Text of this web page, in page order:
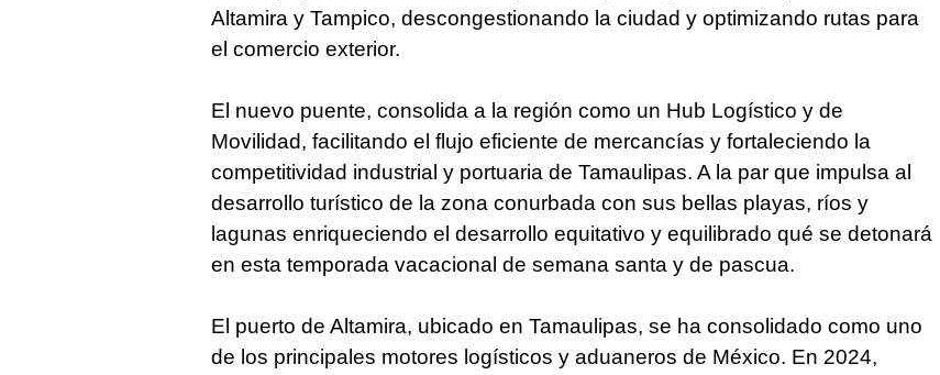
Altamira y Tampico, descongestionando la ciudad y optimizando rutas para
el comercio exterior.
El nuevo puente, consolida a la región como un Hub Logístico y de
Movilidad, facilitando el flujo eficiente de mercancías y fortaleciendo la
competitividad industrial y portuaria de Tamaulipas. A la par que impulsa al
desarrollo turístico de la zona conurbada con sus bellas playas, ríos y
lagunas enriqueciendo el desarrollo equitativo y equilibrado qué se detonará
en esta temporada vacacional de semana santa y de pascua.
El puerto de Altamira, ubicado en Tamaulipas, se ha consolidado como uno
de los principales motores logísticos y aduaneros de México. En 2024,